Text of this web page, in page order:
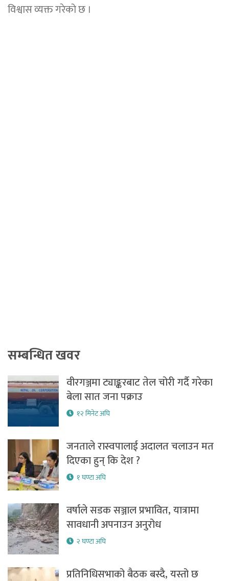
विश्वास व्यक्त गरेको छ ।
सम्बन्धित खवर
वीरगञ्जमा ट्याङ्करबाट तेल चोरी गर्दै गरेका
बेला सात जना पक्राउ
१२ मिनेट अघि
जनताले रास्वपालाई अदालत चलाउन मत
दिएका हुन् कि देश ?
१ घण्टा अघि
वर्षाले सडक सञ्जाल प्रभावित, यात्रामा
सावधानी अपनाउन अनुरोध
२ घण्टा अघि
प्रतिनिधिसभाको बैठक बस्दै, यस्तो छ